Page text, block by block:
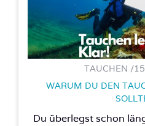
TAUCHEN /
WARUM DU DEN
Du überlegst schon